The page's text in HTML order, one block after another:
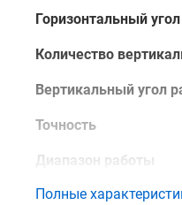
Горизонтальный
Количество
Вертикальный угол
Точность
Диапазон работы
Диапазон работы с
Полные